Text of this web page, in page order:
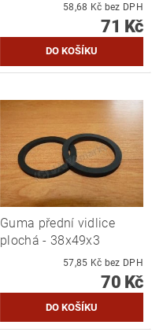
58,68 Kč bez DPH
71 Kč
Guma přední vidlice
plochá - 38x49x3
57,85 Kč bez DPH
70 Kč